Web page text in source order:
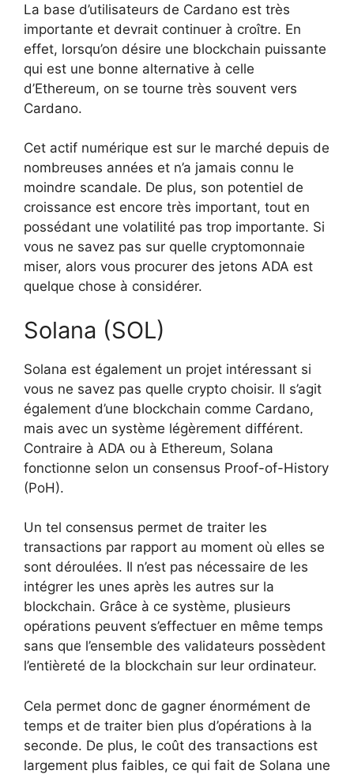
La base d’utilisateurs de Cardano est très
importante et devrait continuer à croître. En
effet, lorsqu’on désire une blockchain puissante
qui est une bonne alternative à celle
d’Ethereum, on se tourne très souvent vers
Cardano.
Cet actif numérique est sur le marché depuis de
nombreuses années et n’a jamais connu le
moindre scandale. De plus, son potentiel de
croissance est encore très important, tout en
possédant une volatilité pas trop importante. Si
vous ne savez pas sur quelle cryptomonnaie
miser, alors vous procurer des jetons ADA est
quelque chose à considérer.
Solana (SOL)
Solana est également un projet intéressant si
vous ne savez pas quelle crypto choisir. Il s’agit
également d’une blockchain comme Cardano,
mais avec un système légèrement différent.
Contraire à ADA ou à Ethereum, Solana
fonctionne selon un consensus Proof-of-History
(PoH).
Un tel consensus permet de traiter les
transactions par rapport au moment où elles se
sont déroulées. Il n’est pas nécessaire de les
intégrer les unes après les autres sur la
blockchain. Grâce à ce système, plusieurs
opérations peuvent s’effectuer en même temps
sans que l’ensemble des validateurs possèdent
l’entièreté de la blockchain sur leur ordinateur.
Cela permet donc de gagner énormément de
temps et de traiter bien plus d’opérations à la
seconde. De plus, le coût des transactions est
largement plus faibles, ce qui fait de Solana une